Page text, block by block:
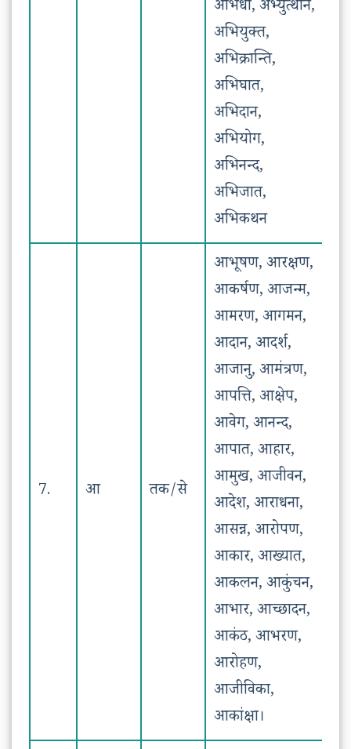
अभिधा, अभ्युत्थान,
अभियुक्त,
अभिक्रान्ति,
अभिघात,
अभिदान,
अभियोग,
अभिनन्द,
अभिजात,
अभिकथन
7. आ तक/से
आभूषण, आरक्षण,
आकर्षण, आजन्म,
आमरण, आगमन,
आदान, आदर्श,
आजानु, आमंत्रण,
आपत्ति, आक्षेप,
आवेग, आनन्द,
आपात, आहार,
आमुख, आजीवन,
आदेश, आराधना,
आसन्न, आरोपण,
आकार, आख्यात,
आकलन, आकुंचन,
आभार, आच्छादन,
आकंठ, आभरण,
आरोहण,
आजीविका,
आकांक्षा।